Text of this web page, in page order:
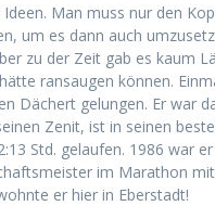
Ideen. Man muss nur den
um es dann auch
zu der Zeit gab es kaum
ransaugen können.
Dächert gelungen. Er war
Zenit, ist in seinen
Std. gelaufen. 1986 war er
im Marathon
er hier in Eberstadt!